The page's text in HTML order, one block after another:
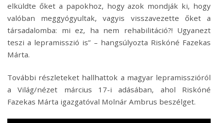
elküldte őket a papokhoz, hogy azok mondják ki, hogy
valóban meggyógyultak, vagyis visszavezette őket a
társadalomba: mi ez, ha nem rehabilitáció?! Ugyanezt
teszi a lepramisszió is” – hangsúlyozta Riskóné Fazekas
Márta.
További részleteket hallhattok a magyar lepramisszióról
a Világ/nézet március 17-i adásában, ahol Riskóné
Fazekas Márta igazgatóval Molnár Ambrus beszélget.